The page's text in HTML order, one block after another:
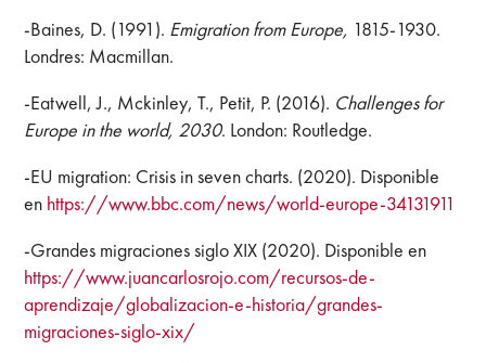
-Baines, D. (1991). Emigration from Europe, 1815-1930.
Londres: Macmillan.
-Eatwell, J., Mckinley, T., Petit, P. (2016). Challenges for
Europe in the world, 2030. London: Routledge.
-EU migration: Crisis in seven charts. (2020). Disponible
en https://www.bbc.com/news/world-europe-34131911
-Grandes migraciones siglo XIX (2020). Disponible en
https://www.juancarlosrojo.com/recursos-de-
aprendizaje/globalizacion-e-historia/grandes-
migraciones-siglo-xix/